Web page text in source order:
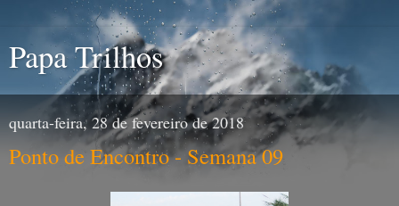
Papa Trilhos
quarta-feira, 28 de fevereiro de 2018
Ponto de Encontro - Semana 09